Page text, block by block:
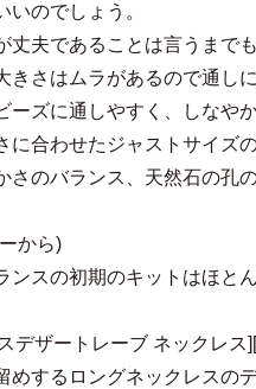
いのでしょう。
丈夫であることは言うまで
きさはムラがあるので通し
ーズに通しやすく、しなや
に合わせたジャストサイズ
さのバランス、天然石の孔
から)
ンスの初期のキットはほと
デザートレーブ ネックレ
めするロングネックレスの